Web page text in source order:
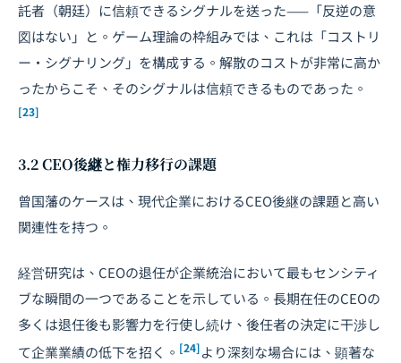
託者（朝廷）に信頼できるシグナルを送った——「反逆の意
図はない」と。ゲーム理論の枠組みでは、これは「コストリ
ー・シグナリング」を構成する。解散のコストが非常に高か
ったからこそ、そのシグナルは信頼できるものであった。
[23]
3.2 CEO後継と権力移行の課題
曾国藩のケースは、現代企業におけるCEO後継の課題と高い
関連性を持つ。
経営研究は、CEOの退任が企業統治において最もセンシティ
ブな瞬間の一つであることを示している。長期在任のCEOの
多くは退任後も影響力を行使し続け、後任者の決定に干渉し
て企業業績の低下を招く。 [24]より深刻な場合には、顕著な